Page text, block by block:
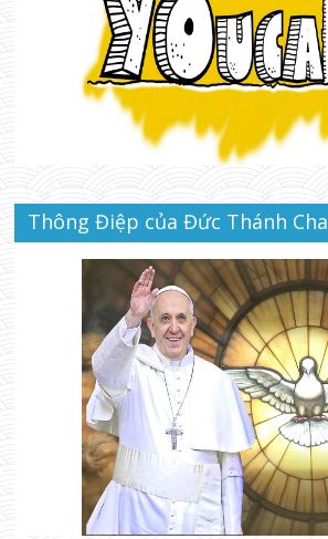
Thông Điệp của Đức Thánh Cha